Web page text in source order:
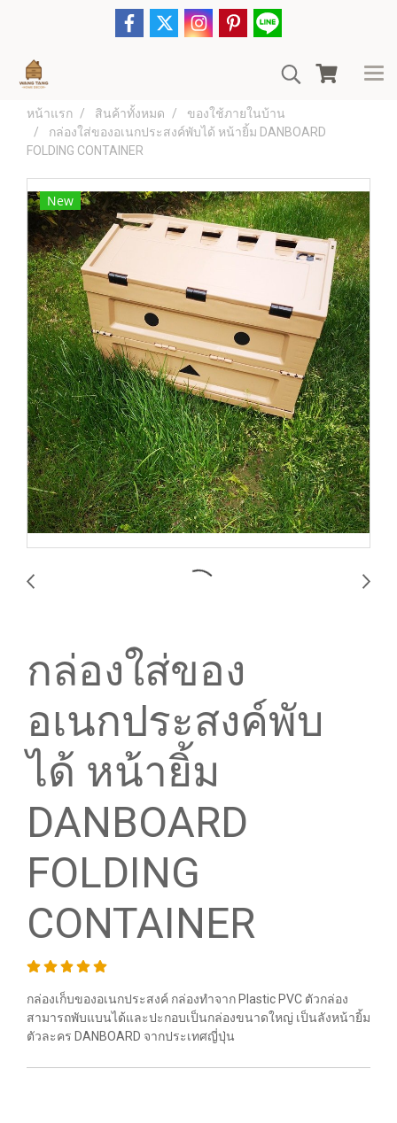
หน้าแรก สินค้าทั้งหมด
ของใช้ภายในบ้าน
กล่องใส่ของอเนกประสงค์พับได้ หน้ายิ้ม DANBOARD
FOLDING CONTAINER
New
กล่องใส่ของ
อเนกประสงค์พับ
ได้ หน้ายิ้ม
DANBOARD
FOLDING
CONTAINER
กล่องเก็บของอเนกประสงค์ กล่องทำจาก Plastic PVC ตัวกล่อง
สามารถพับแบนได้และปะกอบเป็นกล่องขนาดใหญ่ เป็นลังหน้ายิ้ม
ตัวละคร DANBOARD จากประเทศญี่ปุ่น